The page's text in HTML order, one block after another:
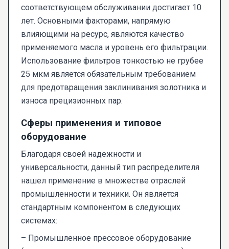
соответствующем обслуживании достигает 10
лет. Основными факторами, напрямую
влияющими на ресурс, являются качество
применяемого масла и уровень его фильтрации.
Использование фильтров тонкостью не грубее
25 мкм является обязательным требованием
для предотвращения заклинивания золотника и
износа прецизионных пар.
Сферы применения и типовое
оборудование
Благодаря своей надежности и
универсальности, данный тип распределителя
нашел применение в множестве отраслей
промышленности и техники. Он является
стандартным компонентом в следующих
системах:
– Промышленное прессовое оборудование